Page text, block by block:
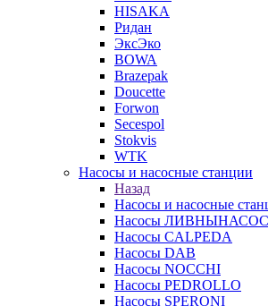
HISAKA
Ридан
ЭксЭко
BOWA
Brazepak
Doucette
Forwon
Secespol
Stokvis
WTK
Насосы и насосные станции
Назад
Насосы и насосные
Насосы ЛИВНЫНАСОС
Насосы CALPEDA
Насосы DAB
Насосы NOCCHI
Насосы PEDROLLO
Насосы SPERONI